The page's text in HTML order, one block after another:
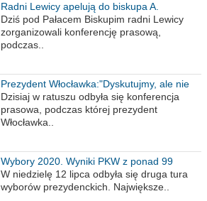
Radni Lewicy apelują do biskupa A.
Wiesława Meringa
Dziś pod Pałacem Biskupim radni Lewicy
zorganizowali konferencję prasową,
podczas..
Prezydent Włocławka:"Dyskutujmy, ale nie
obrażajmy się”
Dzisiaj w ratuszu odbyła się konferencja
prasowa, podczas której prezydent
Włocławka..
Wybory 2020. Wyniki PKW z ponad 99
procent obwodów
W niedzielę 12 lipca odbyła się druga tura
wyborów prezydenckich. Największe..